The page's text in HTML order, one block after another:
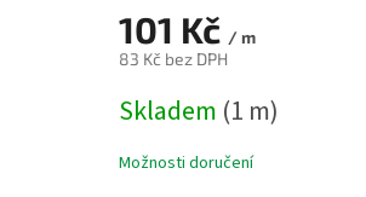
101 Kč / m
83 Kč bez DPH
cena:
Skladem (1 m)
Možnosti doručení